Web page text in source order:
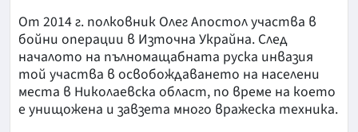
От 2014 г. полковник Олег Апостол участва в
бойни операции в Източна Украйна. След
началото на пълномащабната руска инвазия
той участва в освобождаването на населени
места в Николаевска област, по време на което
е унищожена и завзета много вражеска техника.